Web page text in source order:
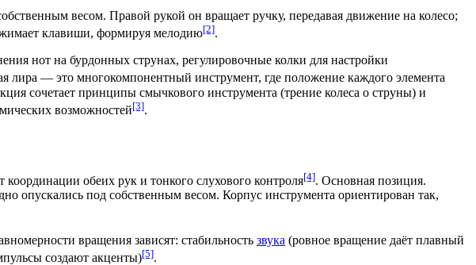
весом. Правой рукой он вращает ручку, передавая движение на колесо;
клавиши, формируя мелодию[2].
нот на бурдонных струнах, регулировочные колки для настройки
лира — это многокомпонентный инструмент, где положение каждого элемента
сочетает принципы смычкового инструмента (трение колеса о струны) и
возможностей[3].
координации обеих рук и тонкого слухового контроля[4]. Основная позиция.
опускались под собственным весом. Корпус инструмента ориентирован так,
вращения зависят: стабильность звука (ровное вращение даёт плавный
создают акценты)[5].